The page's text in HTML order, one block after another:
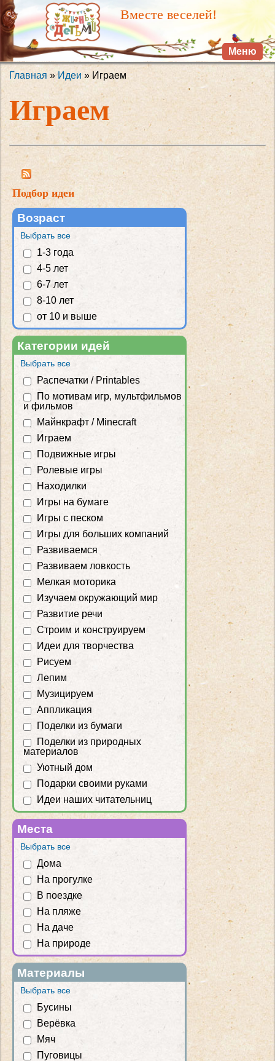
Перейти к
основному
содержанию
Вместе веселей!
Меню
Подбор идеи
Возраст
Выбрать все
1-3 года
4-5 лет
6-7 лет
8-10 лет
от 10 и выше
Категории идей
Выбрать все
Распечатки / Printables
По мотивам игр, мультфильмов
и фильмов
Майнкрафт / Minecraft
Играем
Подвижные игры
Ролевые игры
Находилки
Игры на бумаге
Игры с песком
Игры для больших компаний
Развиваемся
Развиваем ловкость
Мелкая моторика
Изучаем окружающий мир
Развитие речи
Строим и конструируем
Идеи для творчества
Рисуем
Лепим
Музицируем
Аппликация
Поделки из бумаги
Поделки из природных
материалов
Уютный дом
Подарки своими руками
Идеи наших читательниц
Места
Выбрать все
Дома
На прогулке
В поездке
На пляже
На даче
На природе
Материалы
Выбрать все
Бусины
Верёвка
Мяч
Пуговицы
Вы здесь
Главная »Идеи» Играем
Играем